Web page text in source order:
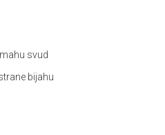
svud
bijahu